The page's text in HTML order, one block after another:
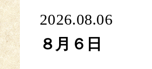
2026.08.06
８月６日